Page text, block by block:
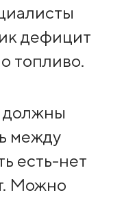
дефицит
топливо.
должны
между
есть-нет
Можно